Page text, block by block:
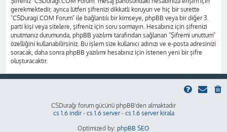
gerekmektedir, ayrıca lütfen şifrenizi dikkatli koruyun ve hiç bir surette
"CSDuragi.COM Forum" ile bağlantılı bir kimseye, phpBB veya bir diğer 3.
parti kişi veya sitelere, şifreniz için soru sormayın. Hesabınız için şifrenizi
unutmanız durumunda, phpBB yazılımı tarafından sağlanan "Şifremi unuttum"
özelliğini kullanabilirsiniz. Bu işlem size kullanıcı adınızı ve e-posta adresinizi
soracak, daha sonra phpBB yazılımı hesabınız için istenen yeni bir şifre
oluşturacaktır.
CSDurağı forum gücünü phpBB'den almaktadır
cs 1.6 indir- cs 1.6 server- cs 1.6 server kirala
Optimized by: phpBB SEO